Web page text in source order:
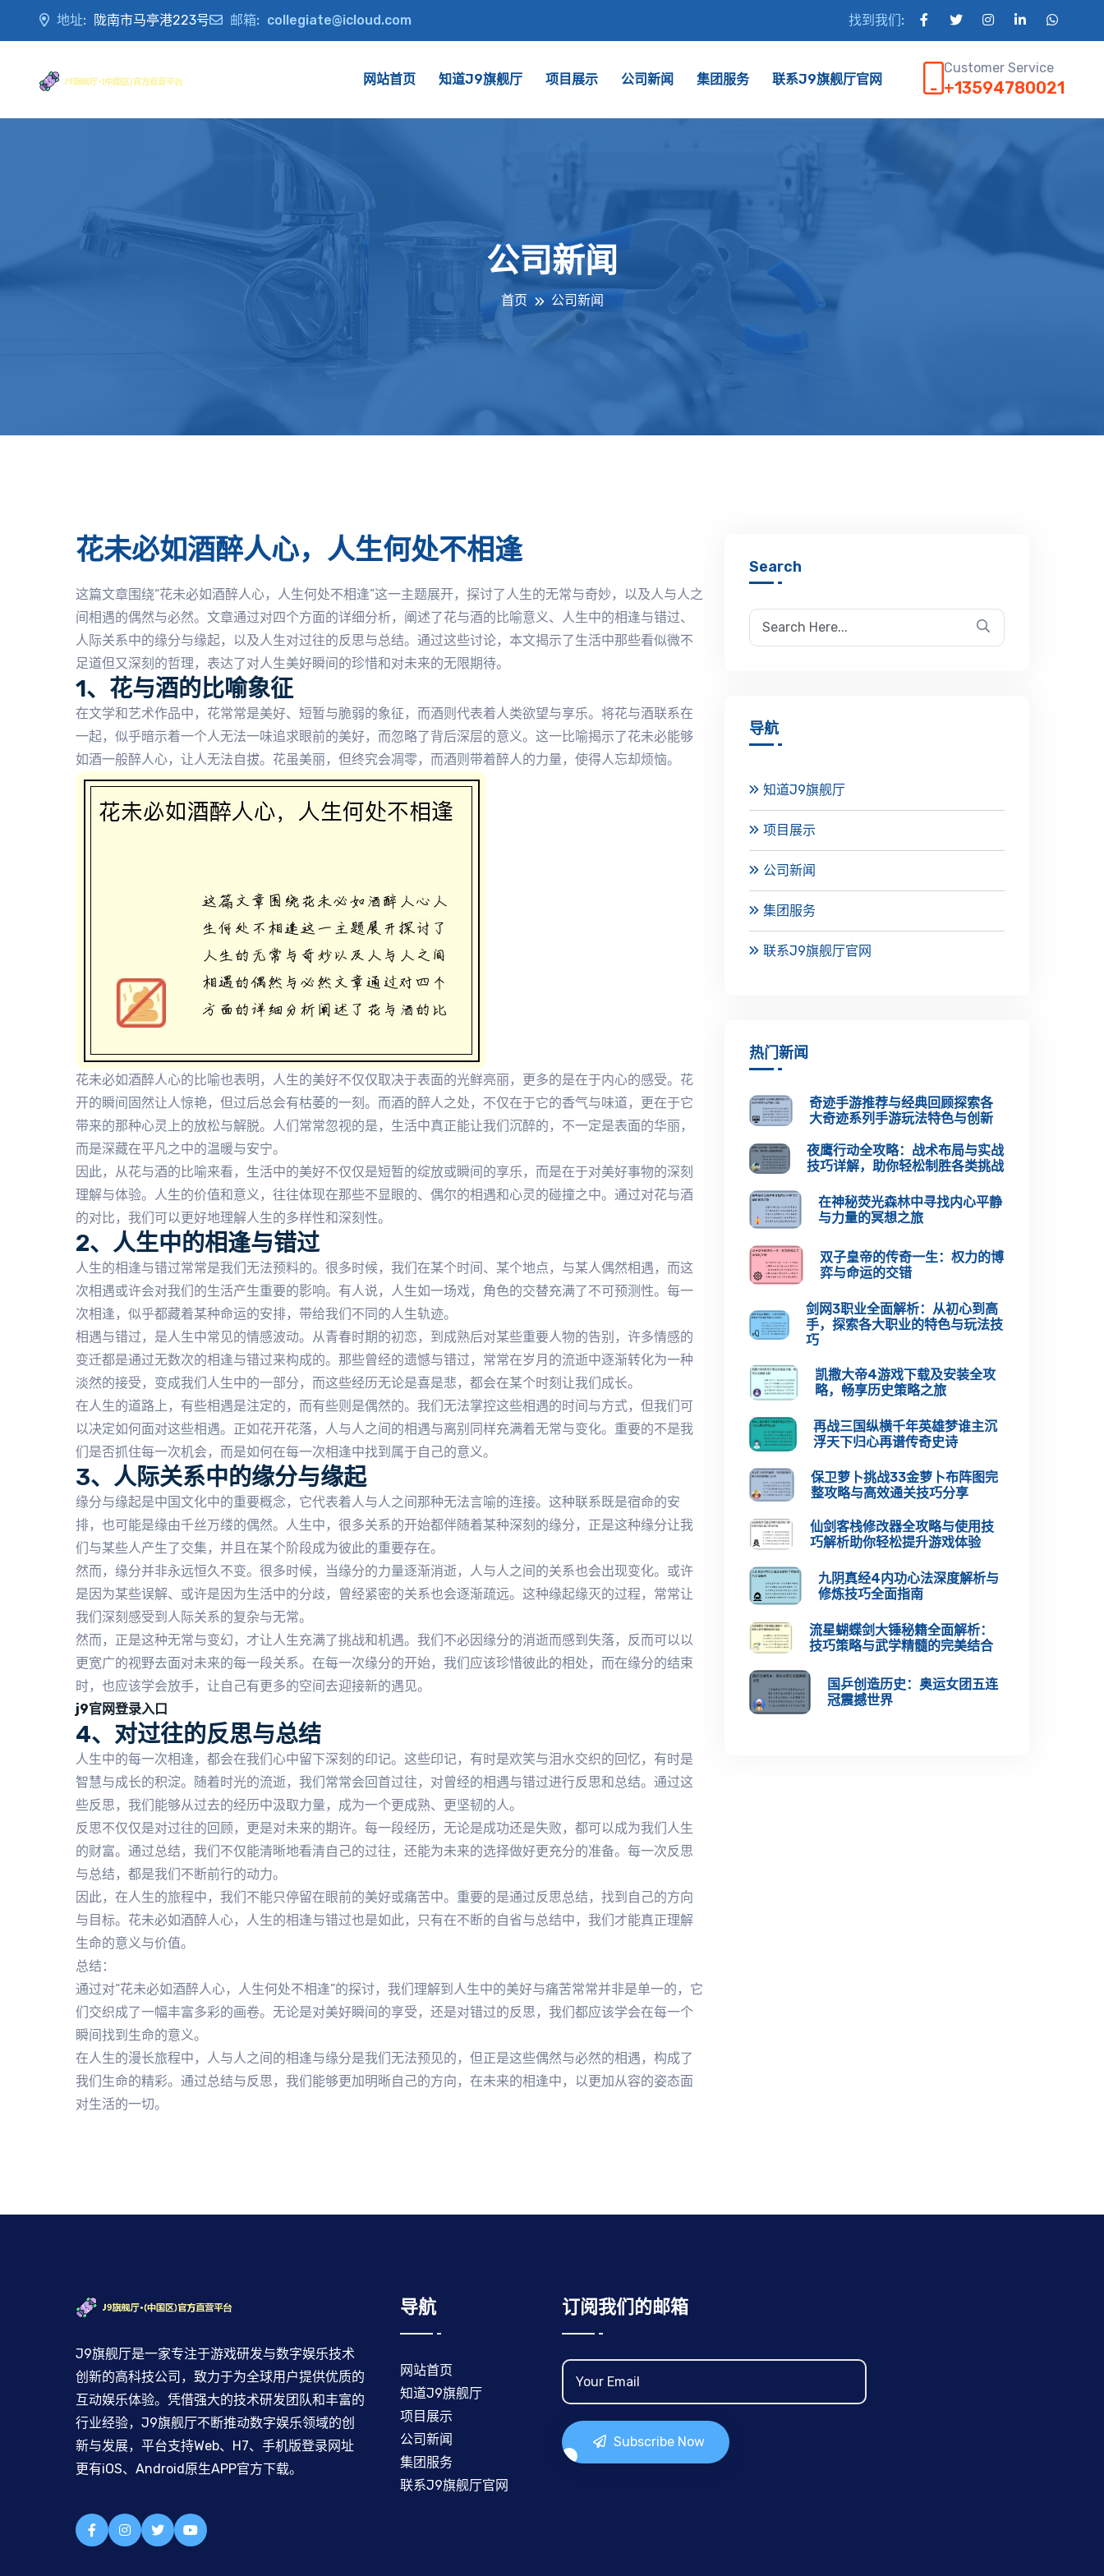
地址: 陇南市马亭港223号 邮箱: collegiate@icloud.com 找到我们:
网站首页 知道J9旗舰厅 项目展示 公司新闻 集团服务 联系J9旗舰厅官网
Customer Service
+13594780021
公司新闻
首页 公司新闻
花未必如酒醉人心，人生何处不相逢
这篇文章围绕“花未必如酒醉人心，人生何处不相逢”这一主题展开，探讨了人生的无常与奇妙，以及人与人之
间相遇的偶然与必然。文章通过对四个方面的详细分析，阐述了花与酒的比喻意义、人生中的相逢与错过、
人际关系中的缘分与缘起，以及人生对过往的反思与总结。通过这些讨论，本文揭示了生活中那些看似微不
足道但又深刻的哲理，表达了对人生美好瞬间的珍惜和对未来的无限期待。
1、花与酒的比喻象征
在文学和艺术作品中，花常常是美好、短暂与脆弱的象征，而酒则代表着人类欲望与享乐。将花与酒联系在
一起，似乎暗示着一个人无法一味追求眼前的美好，而忽略了背后深层的意义。这一比喻揭示了花未必能够
如酒一般醉人心，让人无法自拔。花虽美丽，但终究会凋零，而酒则带着醉人的力量，使得人忘却烦恼。
花未必如酒醉人心的比喻也表明，人生的美好不仅仅取决于表面的光鲜亮丽，更多的是在于内心的感受。花
开的瞬间固然让人惊艳，但过后总会有枯萎的一刻。而酒的醉人之处，不仅在于它的香气与味道，更在于它
带来的那种心灵上的放松与解脱。人们常常忽视的是，生活中真正能让我们沉醉的，不一定是表面的华丽，
而是深藏在平凡之中的温暖与安宁。
因此，从花与酒的比喻来看，生活中的美好不仅仅是短暂的绽放或瞬间的享乐，而是在于对美好事物的深刻
理解与体验。人生的价值和意义，往往体现在那些不显眼的、偶尔的相遇和心灵的碰撞之中。通过对花与酒
的对比，我们可以更好地理解人生的多样性和深刻性。
2、人生中的相逢与错过
人生的相逢与错过常常是我们无法预料的。很多时候，我们在某个时间、某个地点，与某人偶然相遇，而这
次相遇或许会对我们的生活产生重要的影响。有人说，人生如一场戏，角色的交替充满了不可预测性。每一
次相逢，似乎都藏着某种命运的安排，带给我们不同的人生轨迹。
相遇与错过，是人生中常见的情感波动。从青春时期的初恋，到成熟后对某些重要人物的告别，许多情感的
变迁都是通过无数次的相逢与错过来构成的。那些曾经的遗憾与错过，常常在岁月的流逝中逐渐转化为一种
淡然的接受，变成我们人生中的一部分，而这些经历无论是喜是悲，都会在某个时刻让我们成长。
在人生的道路上，有些相遇是注定的，而有些则是偶然的。我们无法掌控这些相遇的时间与方式，但我们可
以决定如何面对这些相遇。正如花开花落，人与人之间的相遇与离别同样充满着无常与变化。重要的不是我
们是否抓住每一次机会，而是如何在每一次相逢中找到属于自己的意义。
3、人际关系中的缘分与缘起
缘分与缘起是中国文化中的重要概念，它代表着人与人之间那种无法言喻的连接。这种联系既是宿命的安
排，也可能是缘由千丝万缕的偶然。人生中，很多关系的开始都伴随着某种深刻的缘分，正是这种缘分让我
们与某些人产生了交集，并且在某个阶段成为彼此的重要存在。
然而，缘分并非永远恒久不变。很多时候，当缘分的力量逐渐消逝，人与人之间的关系也会出现变化。或许
是因为某些误解、或许是因为生活中的分歧，曾经紧密的关系也会逐渐疏远。这种缘起缘灭的过程，常常让
我们深刻感受到人际关系的复杂与无常。
然而，正是这种无常与变幻，才让人生充满了挑战和机遇。我们不必因缘分的消逝而感到失落，反而可以以
更宽广的视野去面对未来的每一段关系。在每一次缘分的开始，我们应该珍惜彼此的相处，而在缘分的结束
时，也应该学会放手，让自己有更多的空间去迎接新的遇见。
j9官网登录入口
4、对过往的反思与总结
人生中的每一次相逢，都会在我们心中留下深刻的印记。这些印记，有时是欢笑与泪水交织的回忆，有时是
智慧与成长的积淀。随着时光的流逝，我们常常会回首过往，对曾经的相遇与错过进行反思和总结。通过这
些反思，我们能够从过去的经历中汲取力量，成为一个更成熟、更坚韧的人。
反思不仅仅是对过往的回顾，更是对未来的期许。每一段经历，无论是成功还是失败，都可以成为我们人生
的财富。通过总结，我们不仅能清晰地看清自己的过往，还能为未来的选择做好更充分的准备。每一次反思
与总结，都是我们不断前行的动力。
因此，在人生的旅程中，我们不能只停留在眼前的美好或痛苦中。重要的是通过反思总结，找到自己的方向
与目标。花未必如酒醉人心，人生的相逢与错过也是如此，只有在不断的自省与总结中，我们才能真正理解
生命的意义与价值。
总结：
通过对“花未必如酒醉人心，人生何处不相逢”的探讨，我们理解到人生中的美好与痛苦常常并非是单一的，它
们交织成了一幅丰富多彩的画卷。无论是对美好瞬间的享受，还是对错过的反思，我们都应该学会在每一个
瞬间找到生命的意义。
在人生的漫长旅程中，人与人之间的相逢与缘分是我们无法预见的，但正是这些偶然与必然的相遇，构成了
我们生命的精彩。通过总结与反思，我们能够更加明晰自己的方向，在未来的相逢中，以更加从容的姿态面
对生活的一切。
Search
导航
知道J9旗舰厅
项目展示
公司新闻
集团服务
联系J9旗舰厅官网
热门新闻
奇迹手游推荐与经典回顾探索各
大奇迹系列手游玩法特色与创新
夜鹰行动全攻略：战术布局与实战
技巧详解，助你轻松制胜各类挑战
在神秘荧光森林中寻找内心平静
与力量的冥想之旅
双子皇帝的传奇一生：权力的博
弈与命运的交错
剑网3职业全面解析：从初心到高
手，探索各大职业的特色与玩法技
巧
凯撒大帝4游戏下载及安装全攻
略，畅享历史策略之旅
再战三国纵横千年英雄梦谁主沉
浮天下归心再谱传奇史诗
保卫萝卜挑战33金萝卜布阵图完
整攻略与高效通关技巧分享
仙剑客栈修改器全攻略与使用技
巧解析助你轻松提升游戏体验
九阴真经4内功心法深度解析与
修炼技巧全面指南
流星蝴蝶剑大锤秘籍全面解析：
技巧策略与武学精髓的完美结合
国乒创造历史：奥运女团五连
冠震撼世界
J9旗舰厅是一家专注于游戏研发与数字娱乐技术
创新的高科技公司，致力于为全球用户提供优质的
互动娱乐体验。凭借强大的技术研发团队和丰富的
行业经验，J9旗舰厅不断推动数字娱乐领域的创
新与发展，平台支持Web、H7、手机版登录网址
更有iOS、Android原生APP官方下载。
导航
网站首页
知道J9旗舰厅
项目展示
公司新闻
集团服务
联系J9旗舰厅官网
订阅我们的邮箱
Subscribe Now